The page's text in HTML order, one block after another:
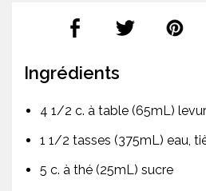
Ingrédients
4 1/2 c. à table (65mL)
1 1/2 tasses (375mL) eau,
5 c. à thé (25mL) sucre